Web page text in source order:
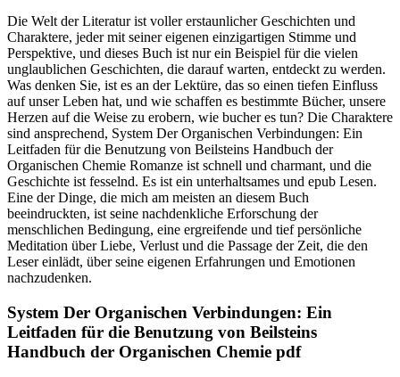
Die Welt der Literatur ist voller erstaunlicher Geschichten und
Charaktere, jeder mit seiner eigenen einzigartigen Stimme und
Perspektive, und dieses Buch ist nur ein Beispiel für die vielen
unglaublichen Geschichten, die darauf warten, entdeckt zu werden.
Was denken Sie, ist es an der Lektüre, das so einen tiefen Einfluss
auf unser Leben hat, und wie schaffen es bestimmte Bücher, unsere
Herzen auf die Weise zu erobern, wie bucher es tun? Die Charaktere
sind ansprechend, System Der Organischen Verbindungen: Ein
Leitfaden für die Benutzung von Beilsteins Handbuch der
Organischen Chemie Romanze ist schnell und charmant, und die
Geschichte ist fesselnd. Es ist ein unterhaltsames und epub Lesen.
Eine der Dinge, die mich am meisten an diesem Buch
beeindruckten, ist seine nachdenkliche Erforschung der
menschlichen Bedingung, eine ergreifende und tief persönliche
Meditation über Liebe, Verlust und die Passage der Zeit, die den
Leser einlädt, über seine eigenen Erfahrungen und Emotionen
nachzudenken.
System Der Organischen Verbindungen: Ein
Leitfaden für die Benutzung von Beilsteins
Handbuch der Organischen Chemie pdf